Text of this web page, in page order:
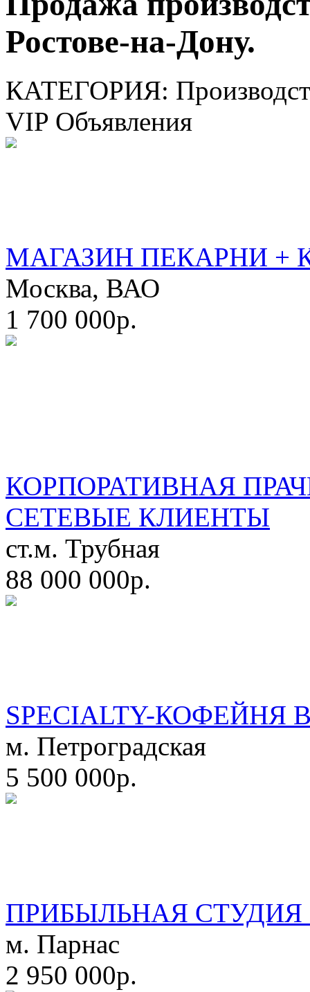
Ростове-на-Дону.
КАТЕГОРИЯ:
VIP Объявления
МАГАЗИН ПЕКАРНИ +
Москва, ВАО
1 700 000р.
КОРПОРАТИВНАЯ
СЕТЕВЫЕ КЛИЕНТЫ
ст.м. Трубная
88 000 000р.
SPECIALTY-
м. Петроградская
5 500 000р.
ПРИБЫЛЬНАЯ СТУДИЯ
м. Парнас
2 950 000р.